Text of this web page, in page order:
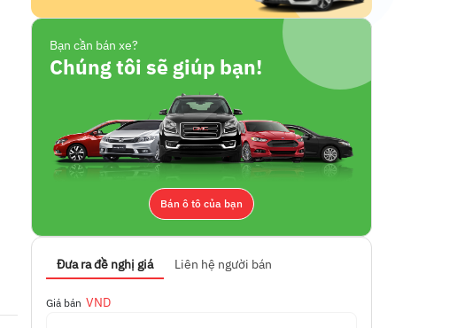
Bạn cần bán xe?
Chúng tôi sẽ giúp bạn!
Bán ô tô của bạn
Đưa ra đề nghị giá Liên hệ người bán
Giá bán VND